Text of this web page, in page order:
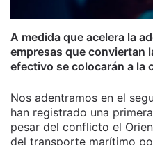
A medida que acelera la
empresas que conviertan
efectivo se colocarán a la
Nos adentramos en el
han registrado una
pesar del conflicto el
del transporte marítimo